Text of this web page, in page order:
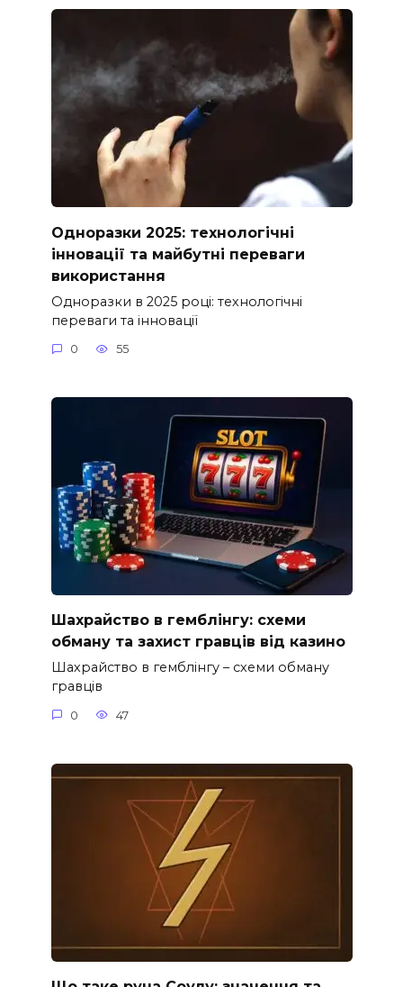
Одноразки 2025: технологічні
інновації та майбутні переваги
використання
Одноразки в 2025 році: технологічні
переваги та інновації
0 55
Шахрайство в гемблінгу: схеми
обману та захист гравців від казино
Шахрайство в гемблінгу – схеми обману
гравців
0 47